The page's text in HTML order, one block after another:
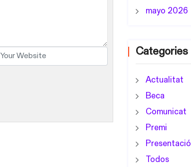
mayo 2026
Categories
Actualitat
Beca
Comunicat
Premi
Presentació
Todos